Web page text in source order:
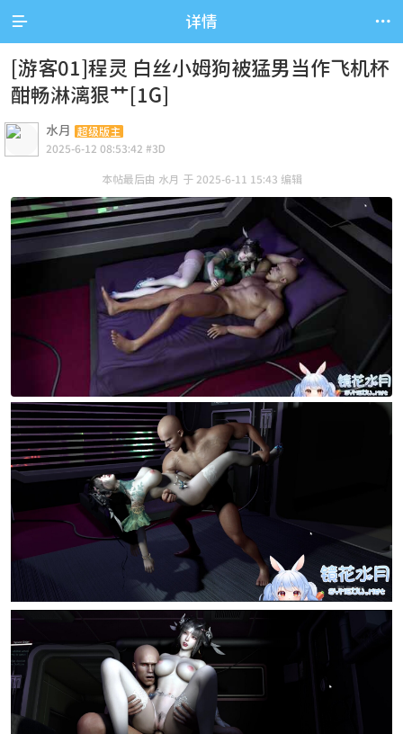
 详情 
[游客01]程灵 白丝小姆狗被猛男当作飞机杯
酣畅淋漓狠艹[1G]
水月
超级版主
2025-6-12 08:53:42 #3D
本帖最后由 水月 于 2025-6-11 15:43 编辑